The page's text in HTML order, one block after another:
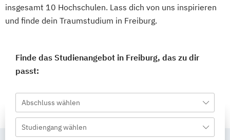
insgesamt 10 Hochschulen. Lass dich von uns inspirieren
und finde dein Traumstudium in Freiburg.
Finde das Studienangebot in Freiburg, das zu dir
passt:
Abschluss wählen
Studiengang wählen